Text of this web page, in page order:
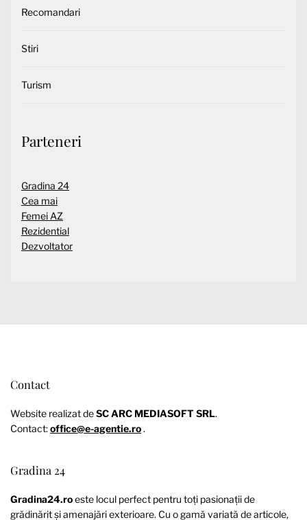
Recomandari
Stiri
Turism
Parteneri
Gradina 24
Cea mai
Femei AZ
Rezidential
Dezvoltator
Contact
Website realizat deSC ARC MEDIASOFT SRL.
Contact:office@e-agentie.ro.
Gradina 24
Gradina24.roeste locul perfect pentru toți pasionații de
grădinărit și amenajări exterioare. Cu o gamă variată de articole,